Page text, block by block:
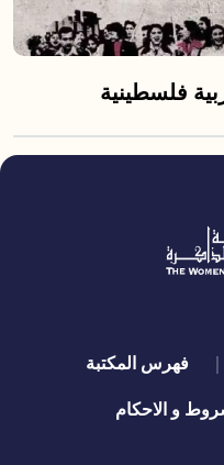
فلسطينية
فهرس المكتبة
و الاحكام